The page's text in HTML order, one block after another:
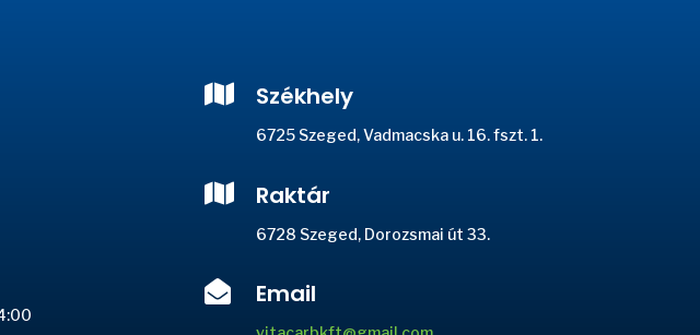
 Székhely
6725 Szeged, Vadmacska u. 16. fszt. 1.
 Raktár
6728 Szeged, Dorozsmai út 33.
 Email